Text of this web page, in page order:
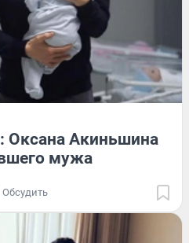
Оксана Акиньшина
мужа
Обсудить